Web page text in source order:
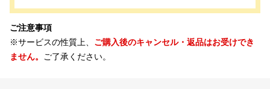
ご注意事項
※サービスの性質上、 ご購入後のキャンセル・返品はお受けでき
ません。 ご了承ください。